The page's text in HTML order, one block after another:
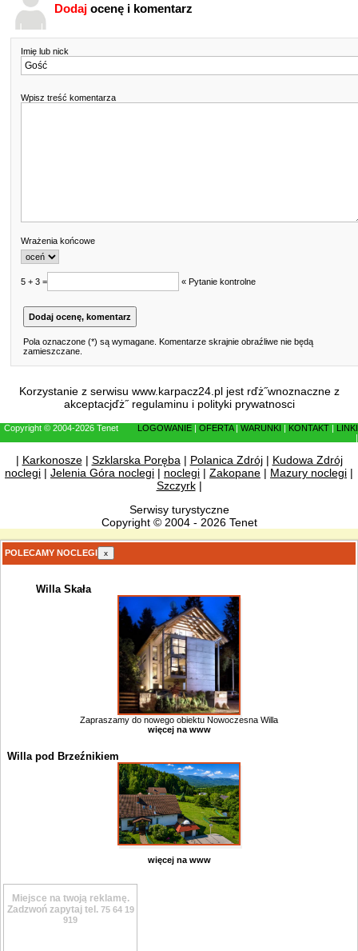
Dodaj ocenę i komentarz
Imię lub nick
Wpisz treść komentarza
Wrażenia końcowe
5 + 3 = « Pytanie kontrolne
Pola oznaczone (*) są wymagane. Komentarze skrajnie obraźliwe nie będą
zamieszczane.
Korzystanie z serwisu www.karpacz24.pl jest rďż˝wnoznaczne z
akceptacjďż˝ regulaminu i polityki prywatnosci
Copyright © 2004-2026 Tenet LOGOWANIE OFERTA| WARUNKI KONTAKT
LINKI
| Karkonosze| Szklarska Poręba| Polanica Zdrój| Kudowa Zdrój
noclegi | Jelenia Góra noclegi | noclegi | Zakopane | Mazury noclegi |
Szczyrk|
Serwisy turystyczne
Copyright © 2004 - 2026 Tenet
POLECAMY NOCLEGI x
Willa Skała
Zapraszamy do nowego obiektu Nowoczesna Willa
więcej na www
Willa pod Brzeźnikiem
więcej na www
Miejsce na twoją reklamę.
Zadzwoń zapytaj tel. 75 64 19
919